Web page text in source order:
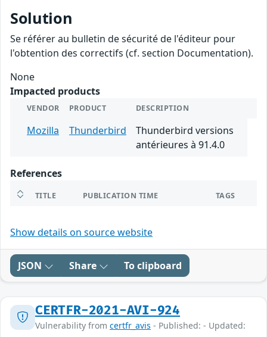
Solution
Se référer au bulletin de sécurité de l'éditeur pour
l'obtention des correctifs (cf. section Documentation).
None
Impacted products
VENDOR PRODUCT DESCRIPTION
Mozilla Thunderbird
Thunderbird versions
antérieures à 91.4.0
References
TITLE PUBLICATION TIME TAGS
Show details on source website
JSON Share To clipboard
CERTFR-2021-AVI-924
Vulnerability from certfr_avis - Published: - Updated: